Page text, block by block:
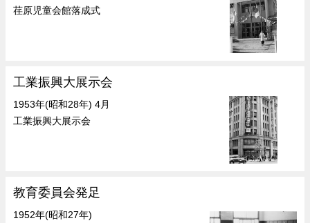
荏原児童会館落成式
工業振興大展示会
1953年(昭和28年) 4月
工業振興大展示会
教育委員会発足
1952年(昭和27年)